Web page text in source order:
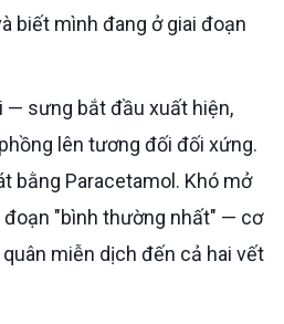
biết mình đang ở giai đoạn
lên tương đối đối xứng.
bằng Paracetamol. Khó mở
đoạn "bình thường nhất" — cơ
miễn dịch đến cả hai vết